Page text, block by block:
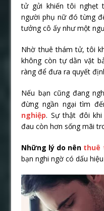
tử gửi khiến tôi nghẹt
người phụ nữ đó từng
tưởng cô ấy như một
Nhờ thuê thám tử, tôi
không còn tự dằn vặt
ràng để đưa ra quyết
Nếu bạn cũng đang
đừng ngần ngại tìm
nghiệp. Sự thật đôi
đau còn hơn sống mãi
Những lý do nên thuê
bạn nghi ngờ có dấu